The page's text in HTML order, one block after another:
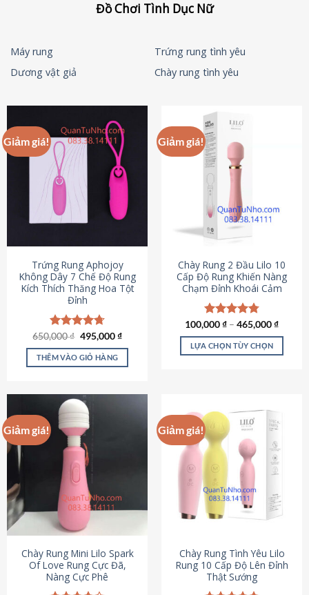
Đồ Chơi Tình Dục Nữ
Máy rung
Trứng rung tình yêu
Dương vật giả
Chày rung tình yêu
Giảm giá!
Trứng Rung Aphojoy
Không Dây 7 Chế Độ Rung
Kích Thích Thăng Hoa Tột
Đỉnh
Được xếp
hạng4.72
5 sao
650,000₫ Giá
là:
650,000 ₫.
495,000₫Giá
tại
495,000 ₫.
THÊM VÀO GIỎ HÀNG
Giảm giá!
Chày Rung 2 Đầu Lilo 10
Cấp Độ Rung Khiến Nàng
Chạm Đỉnh Khoái Cảm
Được xếp
hạng4.80
5 sao
100,000₫ – 465,000₫
LỰA CHỌN TÙY CHỌN
nhiều
biến
thể.
Các
chọn
thể
chọn
trên
trang
Giảm giá!
Chày Rung Mini Lilo Spark
Of Love Rung Cực Đã,
Nàng Cực Phê
Giảm giá!
Chày Rung Tình Yêu Lilo
Rung 10 Cấp Độ Lên Đỉnh
Thật Sướng